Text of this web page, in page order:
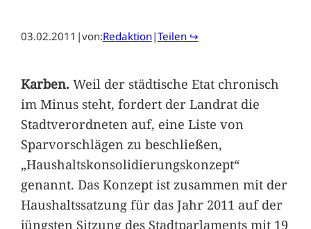
03.02.2011 |von:Redaktion|Teilen ↪
Karben.Weil der städtische Etat chronisch
im Minus steht, fordert der Landrat die
Stadtverordneten auf, eine Liste von
Sparvorschlägen zu beschließen,
„Haushaltskonsolidierungskonzept“
genannt. Das Konzept ist zusammen mit der
Haushaltssatzung für das Jahr 2011 auf der
jüngsten Sitzung des Stadtparlaments mit 19